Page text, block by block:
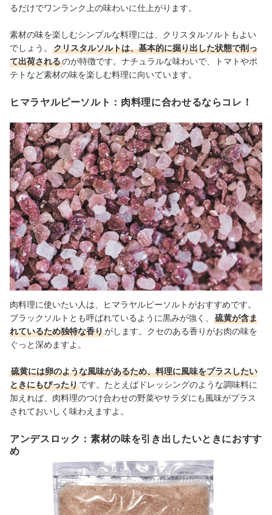
るだけでワンランク上の味わいに仕上がります。
素材の味を楽しむシンプルな料理には、クリスタルソルトもよい
でしょう。
クリスタルソルトは、基本的に掘り出した状態で削っ
て出荷されるのが特徴です。ナチュラルな味わいで、トマトやポ
テトなど素材の味を楽しむ料理に向いています。
ヒマラヤルピーソルト：肉料理に合わせるならコレ！
肉料理に使いたい人は、ヒマラヤルピーソルトがおすすめです。
ブラックソルトとも呼ばれているように黒みが強く、
硫黄が含ま
れているため独特な香りがします。クセのある香りがお肉の味を
ぐっと深めますよ。
硫黄には卵のような風味があるため、料理に風味をプラスしたい
ときにもぴったりです。たとえばドレッシングのような調味料に
加えれば、肉料理のつけ合わせの野菜やサラダにも風味がプラス
されておいしく味わえますよ。
アンデスロック：素材の味を引き出したいときにおすす
め